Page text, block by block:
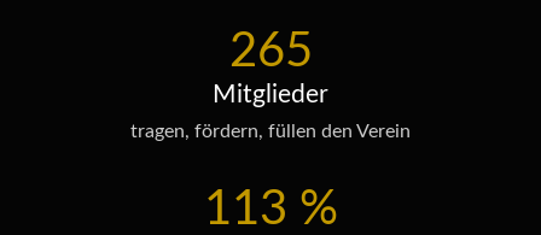
265
Mitglieder
tragen, fördern, füllen den Verein
113 %